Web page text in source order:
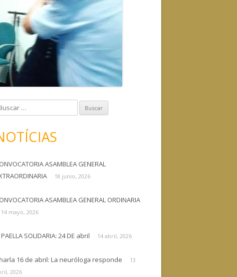
ASAMBLEA GENERAL
18 junio, 2026
ASAMBLEA GENERAL ORDINARIA
14 mayo, 2026
PAELLA SOLIDARIA: 24 DE abril 14 abril, 2026
16 de abril: La neuróloga responde
13
2026